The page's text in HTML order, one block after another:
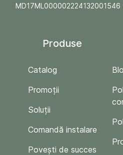
Produse
Catalog
Promoții
Soluții
Comandă instalare
Povești de succes